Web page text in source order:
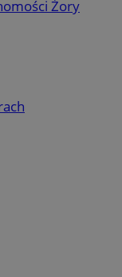
Żory